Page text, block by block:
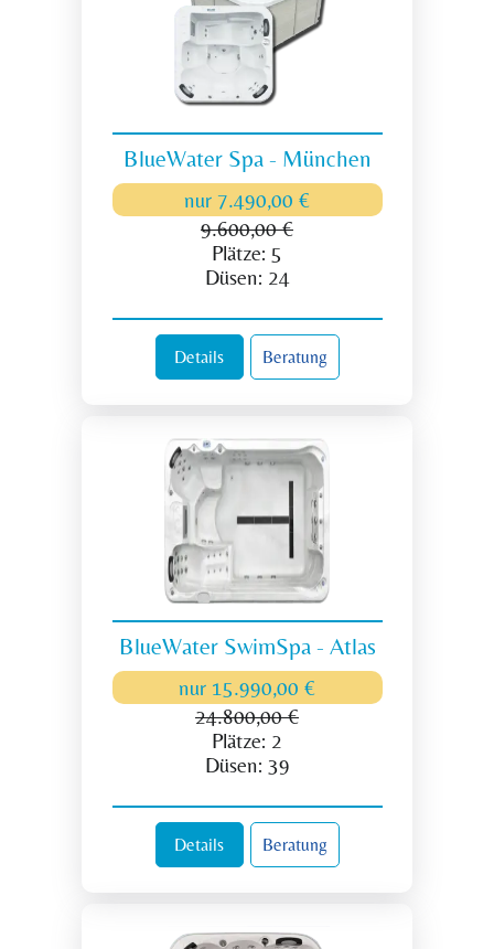
BlueWater Spa - München
nur 7.490,00 €
9.600,00 €
Plätze: 5
Düsen: 24
Details Beratung
BlueWater SwimSpa - Atlas
nur 15.990,00 €
24.800,00 €
Plätze: 2
Düsen: 39
Details Beratung